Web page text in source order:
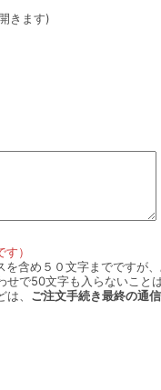
きます)
）
含め５０文字までですが
で50文字も入らないことは
、 ご注文手続き最終の通